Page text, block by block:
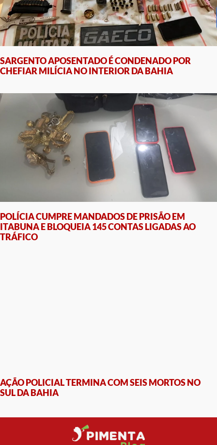
SARGENTO APOSENTADO É CONDENADO POR
CHEFIAR MILÍCIA NO INTERIOR DA BAHIA
POLÍCIA CUMPRE MANDADOS DE PRISÃO EM
ITABUNA E BLOQUEIA 145 CONTAS LIGADAS AO
TRÁFICO
AÇÃO POLICIAL TERMINA COM SEIS MORTOS NO
SUL DA BAHIA